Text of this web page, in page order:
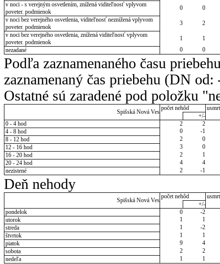
v noci - s verejným osvetlením, znížená viditeľnosť vplyvom
poveter. podmienok
0
0
v noci bez verejného osvetlenia, viditeľnosť neznížená vplyvom
poveter. podmienok
3
2
v noci bez verejného osvetlenia, znížená viditeľnosť vplyvom
poveter. podmienok
1
1
nezadané
0 0
Podľa zaznamenaného času
zaznamenaný čas priebehu (DN
Ostatné sú zaradené pod položku
Spišská Nová Ves
počet nehôd
+/-
0 - 4 hod
2
2
4 - 8 hod
0
-1
8 - 12 hod
2
0
12 - 16 hod
3
0
16 - 20 hod
2
1
20 - 24 hod
4
4
nezistené
2 -1
Deň nehody
Spišská Nová Ves
počet nehôd
+/-
pondelok
0
-2
utorok
1
1
streda
1
-2
štvrtok
1
1
piatok
9
4
sobota
2
2
nedeľa
1 1